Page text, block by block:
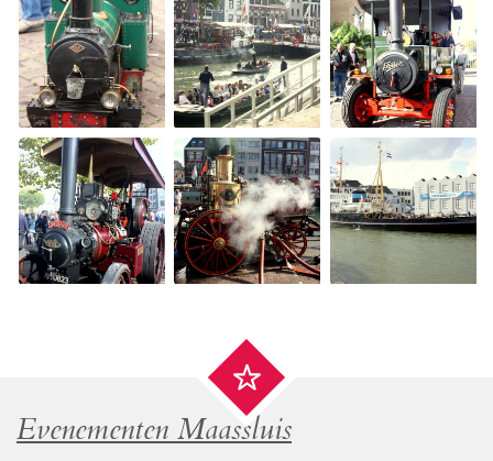
Evenementen Maassluis